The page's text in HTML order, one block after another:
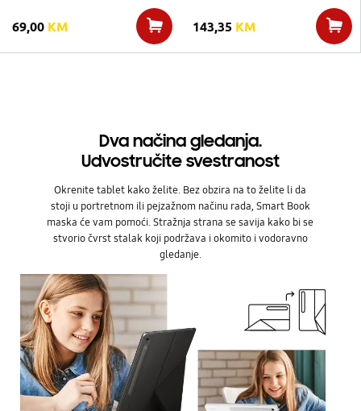
69,00 KM 143,35 KM
Dva načina gledanja.
Udvostručite svestranost
Okrenite tablet kako želite. Bez obzira na to želite li da
stoji u portretnom ili pejzažnom načinu rada, Smart Book
maska će vam pomoći. Stražnja strana se savija kako bi se
stvorio čvrst stalak koji podržava i okomito i vodoravno
gledanje.